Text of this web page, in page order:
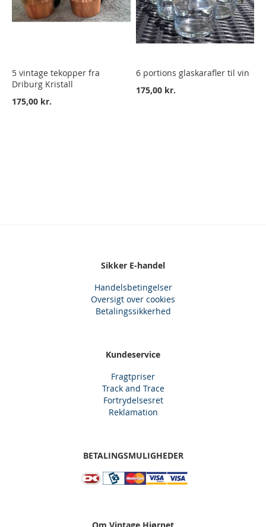
5 vintage tekopper fra
Driburg Kristall
175,00 kr.
6 portions glaskarafler til vin
175,00 kr.
Sikker E-handel
Handelsbetingelser
Oversigt over cookies
Betalingssikkerhed
Kundeservice
Fragtpriser
Track and Trace
Fortrydelsesret
Reklamation
BETALINGSMULIGHEDER